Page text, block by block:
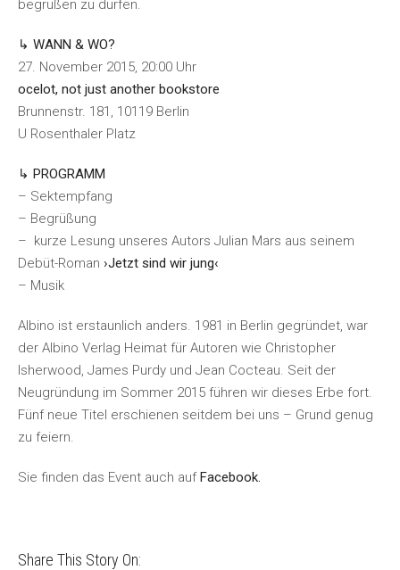
begrüßen zu dürfen.
↳ WANN & WO?
27. November 2015, 20:00 Uhr
ocelot, not just another bookstore
Brunnenstr. 181, 10119 Berlin
U Rosenthaler Platz
↳ PROGRAMM
– Sektempfang
– Begrüßung
– kurze Lesung unseres Autors Julian Mars aus seinem
Debüt-Roman ›Jetzt sind wir jung‹
– Musik
Albino ist erstaunlich anders. 1981 in Berlin gegründet, war
der Albino Verlag Heimat für Autoren wie Christopher
Isherwood, James Purdy und Jean Cocteau. Seit der
Neugründung im Sommer 2015 führen wir dieses Erbe fort.
Fünf neue Titel erschienen seitdem bei uns – Grund genug
zu feiern.
Sie finden das Event auch aufFacebook.
Share This Story On: